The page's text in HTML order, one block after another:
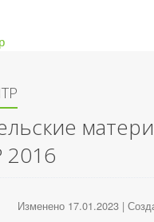
Изменено 17.01.2023 |